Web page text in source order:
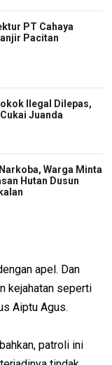
PT Cahaya
Pacitan
Ilegal Dilepas,
Juanda
Warga Minta
Hutan Dusun
apel. Dan
kejahatan seperti
Aiptu Agus.
patroli ini